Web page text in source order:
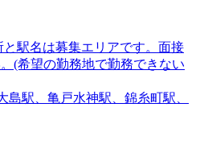
駅名は募集エリアです。面接
(希望の勤務地で勤務できない
島駅、亀戸水神駅、錦糸町駅、